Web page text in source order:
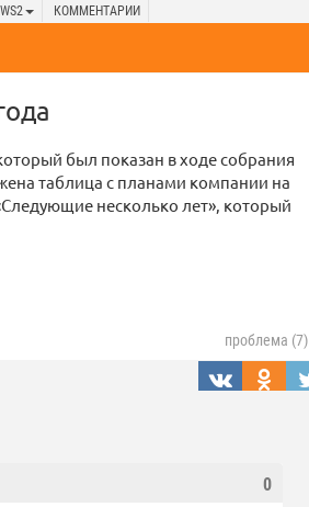
КОММЕНТАРИИ
был показан в ходе собрания
таблица с планами компании на
несколько лет», который
проблема (7)
0